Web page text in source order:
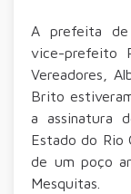
A prefeita de
vice-prefeito
Vereadores,
Brito
a assinatura
Estado do Rio
de um poço
Mesquitas.